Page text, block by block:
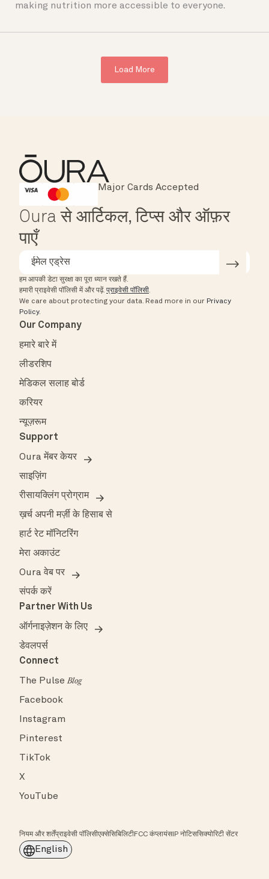
making nutrition more accessible to everyone.
Load More
HSA/FSA Eligible
Instant Checkout
Major Cards Accepted
Oura से आर्टिकल, टिप्स और ऑफ़र
पाएँ
हम आपकी डेटा सुरक्षा का पूरा ध्यान रखते हैं.
हमारी प्राइवेसी पॉलिसी में और पढ़ें. प्राइवेसी पॉलिसी.
We care about protecting your data. Read more in our Privacy
Policy.
Our Company
हमारे बारे में
लीडरशिप
मेडिकल सलाह बोर्ड
करियर
न्यूज़रूम
Support
Oura मेंबर केयर
साइज़िंग
रीसायक्लिंग प्रोग्राम
ख़र्च अपनी मर्ज़ी के हिसाब से
हार्ट रेट मॉनिटरिंग
मेरा अकाउंट
Oura वेब पर
संपर्क करें
Partner With Us
ऑर्गनाइज़ेशन के लिए
डेवलपर्स
Connect
The PulseBlog
Facebook
Instagram
Pinterest
TikTok
X
YouTube
नियम और शर्तेंप्राइवेसी पॉलिसीएक्सेसिबिलिटीFCC कंप्लायंस IP नोटिससिक्योरिटी सेंटर
English